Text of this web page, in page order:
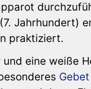
Jahrhundert)
praktiziert.
eine weiße
Gebet